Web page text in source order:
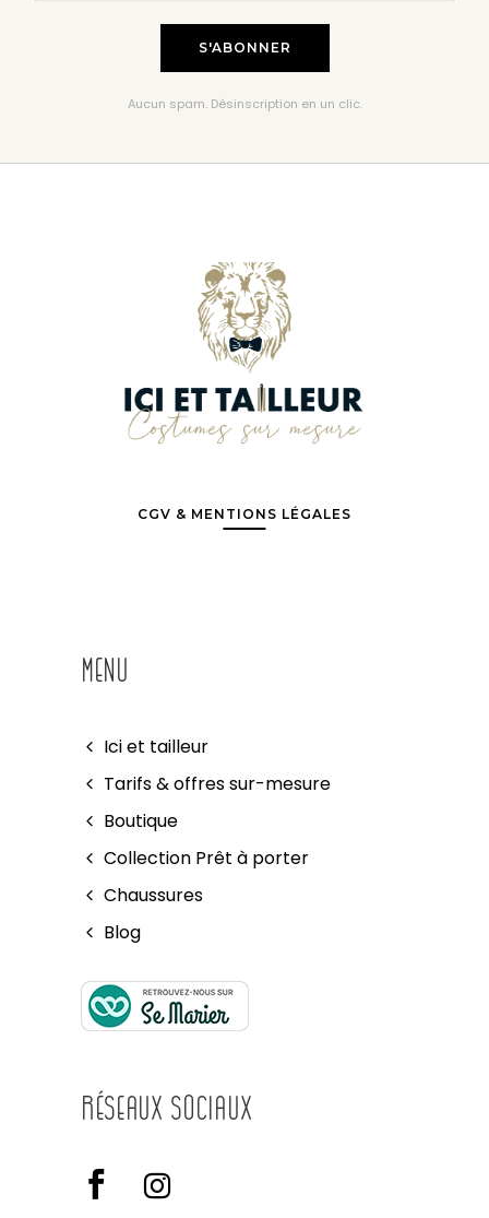
Aucun spam. Désinscription en un clic.
CGV & MENTIONS LÉGALES
MENU
Ici et tailleur
Tarifs & offres sur-mesure
Boutique
Collection Prêt à porter
Chaussures
Blog
Réseaux Sociaux